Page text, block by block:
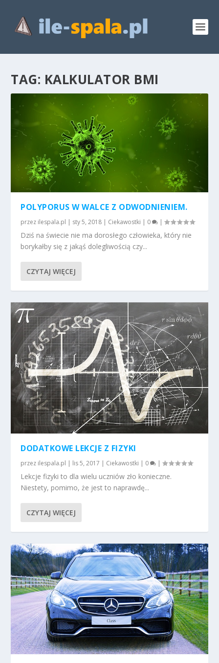
TAG: KALKULATOR BMI
POLYPORUS W WALCE Z ODWODNIENIEM.
przez ilespala.pl | sty 5, 2018 | Ciekawostki | 0 |
Dziś na świecie nie ma dorosłego człowieka, który nie
borykałby się z jakąś dolegliwością czy...
CZYTAJ WIĘCEJ
DODATKOWE LEKCJE Z FIZYKI
przez ilespala.pl | lis 5, 2017 | Ciekawostki | 0 |
Lekcje fizyki to dla wielu uczniów zło konieczne.
Niestety, pomimo, że jest to naprawdę...
CZYTAJ WIĘCEJ